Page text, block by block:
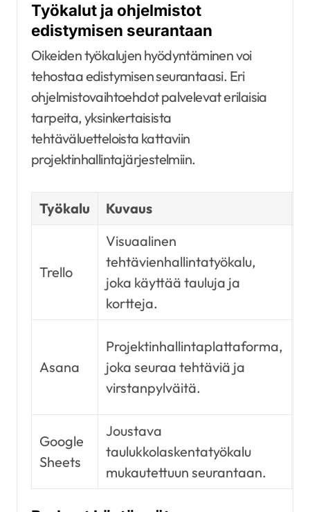
Työkalut ja ohjelmistot
edistymisen seurantaan
Oikeiden työkalujen hyödyntäminen voi
tehostaa edistymisen seurantaasi. Eri
ohjelmistovaihtoehdot palvelevat erilaisia
tarpeita, yksinkertaisista
tehtäväluetteloista kattaviin
projektinhallintajärjestelmiin.
Työkalu Kuvaus
Trello
Visuaalinen
tehtävienhallintatyökalu,
joka käyttää tauluja ja
kortteja.
Asana
Projektinhallintaplattaforma,
joka seuraa tehtäviä ja
virstanpylväitä.
Google
Sheets
Joustava
taulukkolaskentatyökalu
mukautettuun seurantaan.